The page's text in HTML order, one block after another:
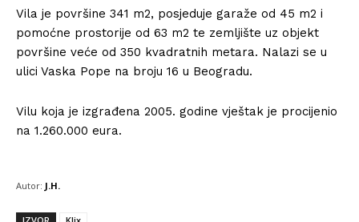
Vila je površine 341 m2, posjeduje garaže od 45 m2 i
pomoćne prostorije od 63 m2 te zemljište uz objekt
površine veće od 350 kvadratnih metara. Nalazi se u
ulici Vaska Pope na broju 16 u Beogradu.
Vilu koja je izgrađena 2005. godine vještak je procijenio
na 1.260.000 eura.
Autor: J.H.